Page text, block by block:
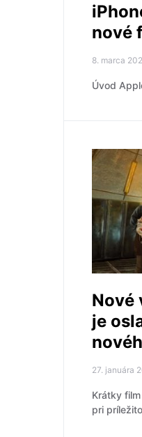
nové
8. marca
Úvod
Nové
je
27. januára
Krátky
pri